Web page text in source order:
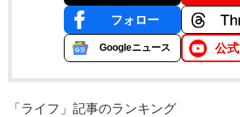
フォロー
Googleニュース 公
「ライフ」記事のランキング